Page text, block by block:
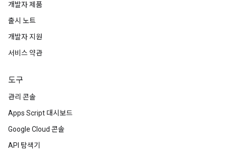
개발자 제품
출시 노트
개발자 지원
서비스 약관
도구
관리 콘솔
Apps Script 대시보드
Google Cloud 콘솔
API 탐색기